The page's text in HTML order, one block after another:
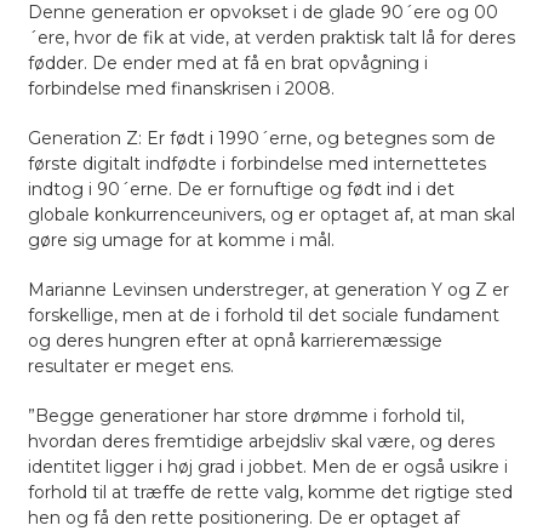
Denne generation er opvokset i de glade 90´ere og 00
´ere, hvor de fik at vide, at verden praktisk talt lå for deres
fødder. De ender med at få en brat opvågning i
forbindelse med finanskrisen i 2008.
Generation Z: Er født i 1990´erne, og betegnes som de
første digitalt indfødte i forbindelse med internettetes
indtog i 90´erne. De er fornuftige og født ind i det
globale konkurrenceunivers, og er optaget af, at man skal
gøre sig umage for at komme i mål.
Marianne Levinsen understreger, at generation Y og Z er
forskellige, men at de i forhold til det sociale fundament
og deres hungren efter at opnå karrieremæssige
resultater er meget ens.
”Begge generationer har store drømme i forhold til,
hvordan deres fremtidige arbejdsliv skal være, og deres
identitet ligger i høj grad i jobbet. Men de er også usikre i
forhold til at træffe de rette valg, komme det rigtige sted
hen og få den rette positionering. De er optaget af